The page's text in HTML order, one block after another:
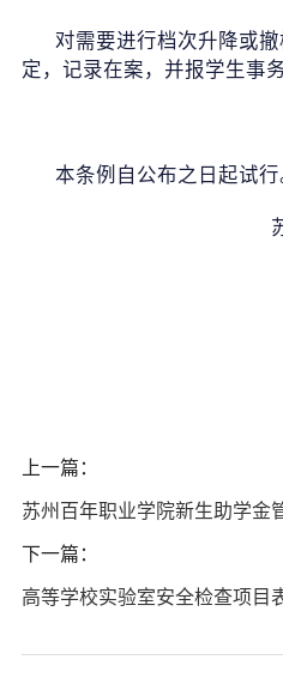
对需要进行档次升降或
定，记录在案，并报学生事
本条例自公布之日起试行
上一篇：
苏州百年职业学院新生助学金
下一篇：
高等学校实验室安全检查项目